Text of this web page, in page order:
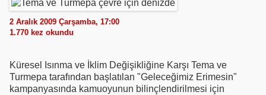
2 Aralık 2009 Çarşamba, 17:00
1.770 kez okundu
Küresel Isınma ve İklim Değişikliğine Karşı Tema ve
Turmepa tarafından başlatılan "Geleceğimiz Erimesin"
kampanyasında kamuoyunun bilinçlendirilmesi için